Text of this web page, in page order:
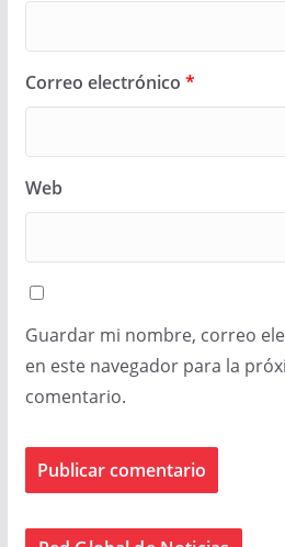
Correo electrónico *
Web
Guardar mi nombre, correo
en este navegador para la
comentario.